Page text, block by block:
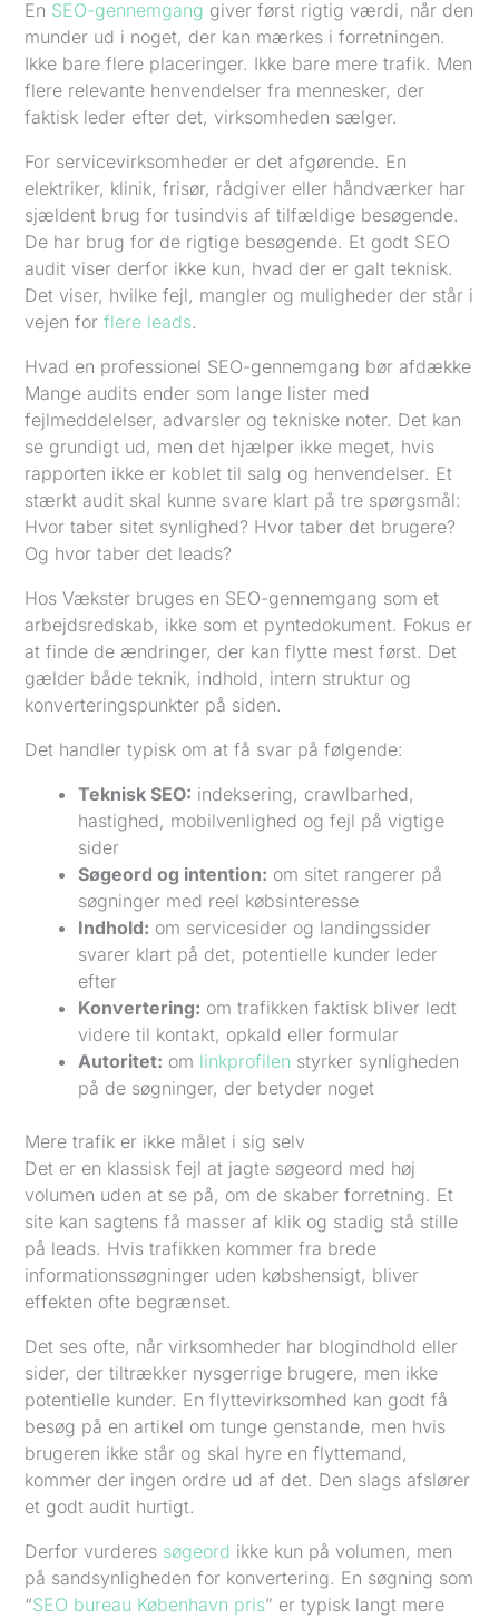
En SEO-gennemgang giver først rigtig værdi, når den
munder ud i noget, der kan mærkes i forretningen.
Ikke bare flere placeringer. Ikke bare mere trafik. Men
flere relevante henvendelser fra mennesker, der
faktisk leder efter det, virksomheden sælger.
For servicevirksomheder er det afgørende. En
elektriker, klinik, frisør, rådgiver eller håndværker har
sjældent brug for tusindvis af tilfældige besøgende.
De har brug for de rigtige besøgende. Et godt SEO
audit viser derfor ikke kun, hvad der er galt teknisk.
Det viser, hvilke fejl, mangler og muligheder der står i
vejen forflere leads.
Hvad en professionel SEO-gennemgang bør afdække
Mange audits ender som lange lister med
fejlmeddelelser, advarsler og tekniske noter. Det kan
se grundigt ud, men det hjælper ikke meget, hvis
rapporten ikke er koblet til salg og henvendelser. Et
stærkt audit skal kunne svare klart på tre spørgsmål:
Hvor taber sitet synlighed? Hvor taber det brugere?
Og hvor taber det leads?
Hos Vækster bruges en SEO-gennemgang som et
arbejdsredskab, ikke som et pyntedokument. Fokus er
at finde de ændringer, der kan flytte mest først. Det
gælder både teknik, indhold, intern struktur og
konverteringspunkter på siden.
Det handler typisk om at få svar på følgende:
Teknisk SEO: indeksering, crawlbarhed,
hastighed, mobilvenlighed og fejl på vigtige
sider
Søgeord og intention: om sitet rangerer på
søgninger med reel købsinteresse
Indhold: om servicesider og landingssider
svarer klart på det, potentielle kunder leder
efter
Konvertering: om trafikken faktisk bliver ledt
videre til kontakt, opkald eller formular
Autoritet: om linkprofilen styrker synligheden
på de søgninger, der betyder noget
Mere trafik er ikke målet i sig selv
Det er en klassisk fejl at jagte søgeord med høj
volumen uden at se på, om de skaber forretning. Et
site kan sagtens få masser af klik og stadig stå stille
på leads. Hvis trafikken kommer fra brede
informationssøgninger uden købshensigt, bliver
effekten ofte begrænset.
Det ses ofte, når virksomheder har blogindhold eller
sider, der tiltrækker nysgerrige brugere, men ikke
potentielle kunder. En flyttevirksomhed kan godt få
besøg på en artikel om tunge genstande, men hvis
brugeren ikke står og skal hyre en flyttemand,
kommer der ingen ordre ud af det. Den slags afslører
et godt audit hurtigt.
Derfor vurderes søgeord ikke kun på volumen, men
på sandsynligheden for konvertering. En søgning som
“SEO bureau København pris” er typisk langt mere